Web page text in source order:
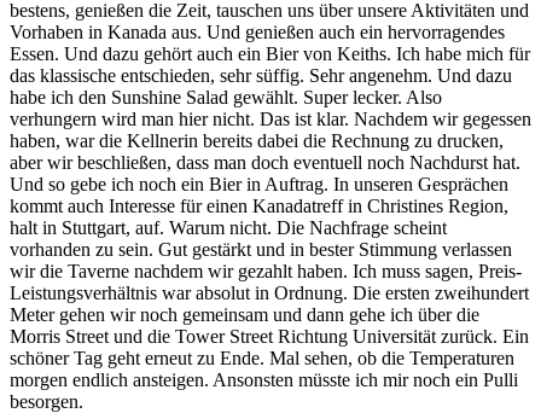
bestens, genießen die Zeit, tauschen uns über unsere Aktivitäten und
Vorhaben in Kanada aus. Und genießen auch ein hervorragendes
Essen. Und dazu gehört auch ein Bier von Keiths. Ich habe mich für
das klassische entschieden, sehr süffig. Sehr angenehm. Und dazu
habe ich den Sunshine Salad gewählt. Super lecker. Also
verhungern wird man hier nicht. Das ist klar. Nachdem wir gegessen
haben, war die Kellnerin bereits dabei die Rechnung zu drucken,
aber wir beschließen, dass man doch eventuell noch Nachdurst hat.
Und so gebe ich noch ein Bier in Auftrag. In unseren Gesprächen
kommt auch Interesse für einen Kanadatreff in Christines Region,
halt in Stuttgart, auf. Warum nicht. Die Nachfrage scheint
vorhanden zu sein. Gut gestärkt und in bester Stimmung verlassen
wir die Taverne nachdem wir gezahlt haben. Ich muss sagen, Preis-
Leistungsverhältnis war absolut in Ordnung. Die ersten zweihundert
Meter gehen wir noch gemeinsam und dann gehe ich über die
Morris Street und die Tower Street Richtung Universität zurück. Ein
schöner Tag geht erneut zu Ende. Mal sehen, ob die Temperaturen
morgen endlich ansteigen. Ansonsten müsste ich mir noch ein Pulli
besorgen.